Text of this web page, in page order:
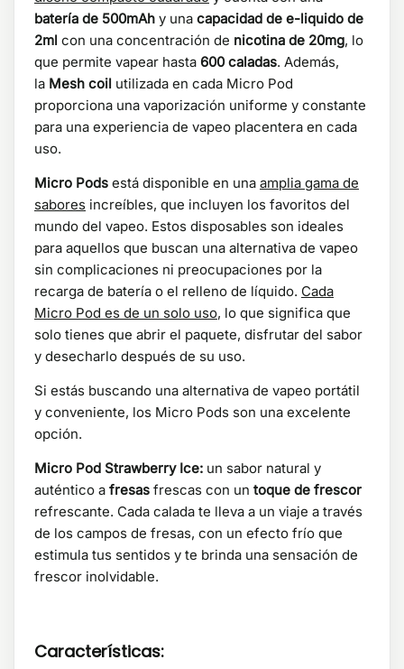
batería de 500mAh y una capacidad de e-liquido de
2ml con una concentración de nicotina de 20mg, lo
que permite vapear hasta 600 caladas. Además,
la Mesh coil utilizada en cada Micro Pod
proporciona una vaporización uniforme y constante
para una experiencia de vapeo placentera en cada
uso.
Micro Pods está disponible en una amplia gama de
sabores increíbles, que incluyen los favoritos del
mundo del vapeo. Estos disposables son ideales
para aquellos que buscan una alternativa de vapeo
sin complicaciones ni preocupaciones por la
recarga de batería o el relleno de líquido. Cada
Micro Pod es de un solo uso, lo que significa que
solo tienes que abrir el paquete, disfrutar del sabor
y desecharlo después de su uso.
Si estás buscando una alternativa de vapeo portátil
y conveniente, los Micro Pods son una excelente
opción.
Micro Pod Strawberry Ice: un sabor natural y
auténtico a fresas frescas con un toque de frescor
refrescante. Cada calada te lleva a un viaje a través
de los campos de fresas, con un efecto frío que
estimula tus sentidos y te brinda una sensación de
frescor inolvidable.
Características: